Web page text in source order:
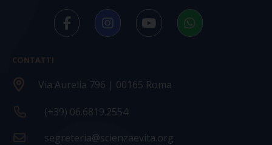
CONTATTI
Via Aurelia 796 | 00165 Roma
(+39) 06.6819.2554
segreteria@scienzaevita.org